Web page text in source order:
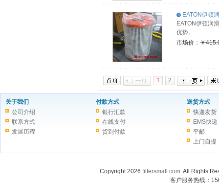
EATON伊顿
EATON伊顿润
优势。
市场价： ￥
1 2
关于我们
公司介绍
联系方式
发展历程
付款方式
银行汇款
在线支付
货到付款
送货方式
快递发货
EMS快递
平邮
上门自提
Copyright 2026 filtersmall.com. All Rights
客户服务热线：